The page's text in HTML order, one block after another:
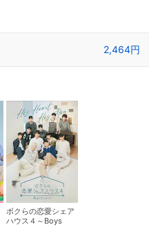
2,464円
ボクらの恋愛シェア
ハウス４～Boys